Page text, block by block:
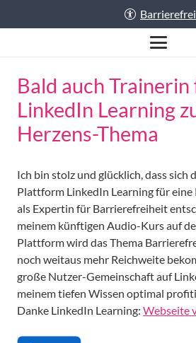
Bald auch
LinkedIn Learning
Herzens-Thema
Ich bin stolz und glücklich, dass sich
Plattform LinkedIn Learning für
als Expertin für Barrierefreiheit
meinem künftigen Audio-Kurs auf
Plattform wird das Thema
noch weitaus mehr Reichweite
große Nutzer-Gemeinschaft auf
meinem tiefen Wissen optimal
Danke LinkedIn Learning: Webseite